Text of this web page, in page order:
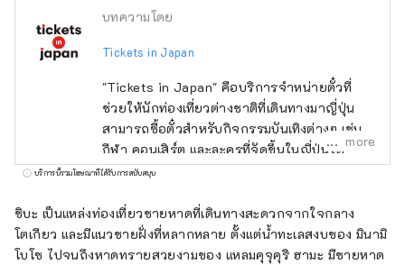
บทความโดย
Tickets in Japan
"Tickets in Japan" คือบริการจำหน่ายตั๋วที่
ช่วยให้นักท่องเที่ยวต่างชาติที่เดินทางมาญี่ปุ่น
สามารถซื้อตั๋วสำหรับกิจกรรมบันเทิงต่างๆ เช่น
กีฬา คอนเสิร์ต และละครที่จัดขึ้นในญี่ปุ่นได้more
บริการนี้รวมโฆษณาที่ได้รับการสนับสนุน
ชิบะ เป็นแหล่งท่องเที่ยวชายหาดที่เดินทางสะดวกจากใจกลาง
โตเกียว และมีแนวชายฝั่งที่หลากหลาย ตั้งแต่น้ำทะเลสงบของ มินามิ
โบโซ ไปจนถึงหาดทรายสวยงามของ แหลมคุจุคุริ ฮามะ มีชายหาด